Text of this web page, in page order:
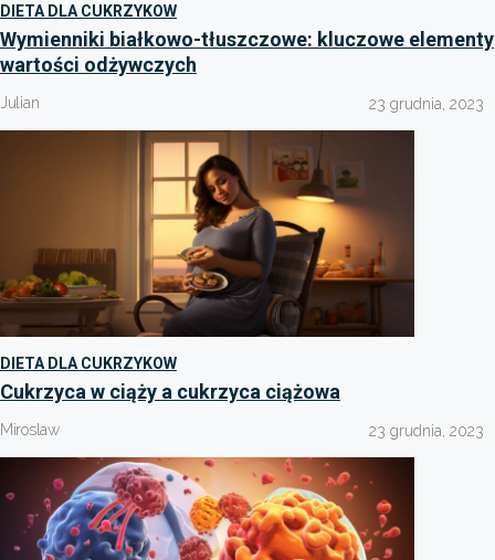
DIETA DLA CUKRZYKOW
Wymienniki białkowo-tłuszczowe: kluczowe elementy
wartości odżywczych
Julian 23 grudnia, 2023
DIETA DLA CUKRZYKOW
Cukrzyca w ciąży a cukrzyca ciążowa
Miroslaw 23 grudnia, 2023